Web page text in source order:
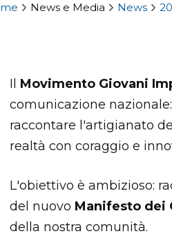
News e Media News
Il Movimento Giovani
comunicazione
raccontare l'artigianato
realtà con coraggio e
L'obiettivo è ambizioso:
del nuovo Manifesto dei
della nostra comunità.